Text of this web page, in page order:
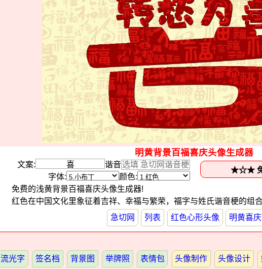
明黄背景百福喜庆头像生成器
文案:
谐音
字体:
颜色:
免费的浅黄背景百福喜庆头像生成器!
红色在中国文化里象征着吉祥、幸福与繁荣，福字与姓氏谐音梗的组
急切网
列表 红色心形头像 明黄喜
流光字 签名档 背景图 举牌照 表情包 头像制作 头像设计